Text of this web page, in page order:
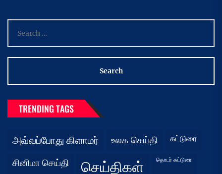
for:
TRENDING TAGS
அவ்வப்போது கிளாமர் உலக செய்தி கட்டுரை
சினிமா செய்தி செய்திகள் தொடர் கட்டுரை